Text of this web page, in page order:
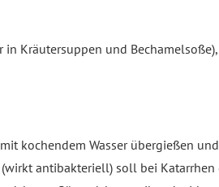
in Kräutersuppen und
kochendem Wasser übergießen
antibakteriell) soll bei